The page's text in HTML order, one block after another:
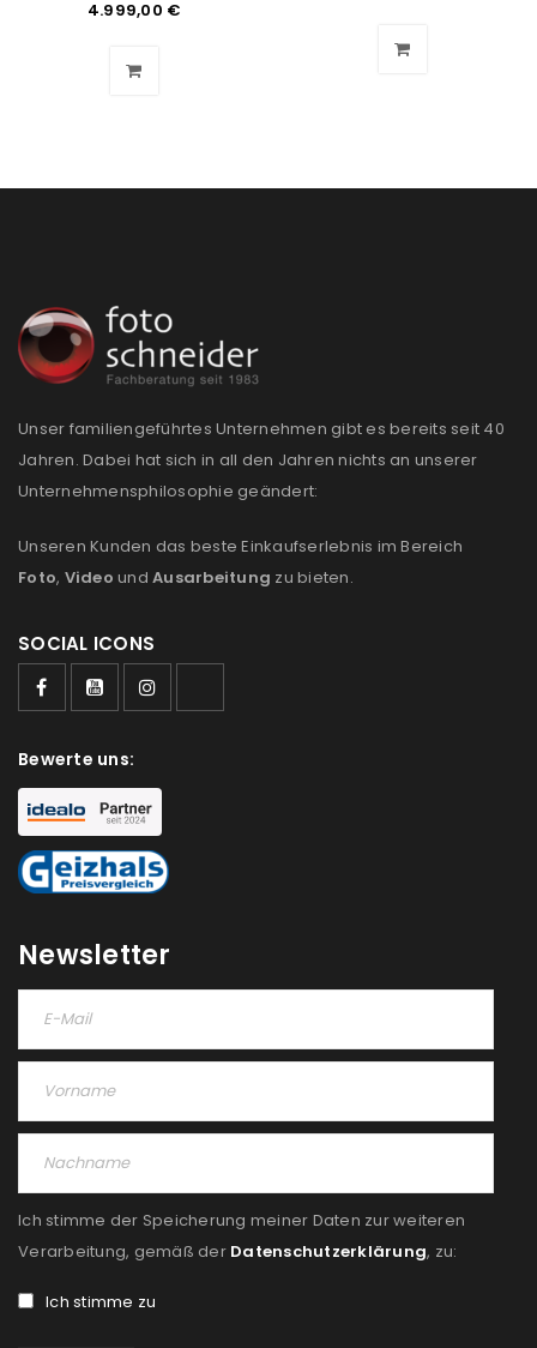
ANMELDEN
PASSWORT VERGESSEN?
Ein Link zum Erstellen eines neuen Passworts wird an
deine E-Mail-Adresse gesendet.
NEWSLETTER ABONNIEREN
Ich stimme zu
akzeptiere die
REGISTRIEREN
4.999,00 €
Unser familiengeführtes Unternehmen gibt es bereits seit 40
Jahren. Dabei hat sich in all den Jahren nichts an unserer
Unternehmensphilosophie geändert:
Unseren Kunden das beste Einkaufserlebnis im Bereich
Foto, Video und Ausarbeitung zu bieten.
SOCIAL ICONS
Bewerte uns:
Newsletter
Ich stimme der Speicherung meiner Daten zur weiteren
Verarbeitung, gemäß der Datenschutzerklärung, zu:
Ich stimme zu